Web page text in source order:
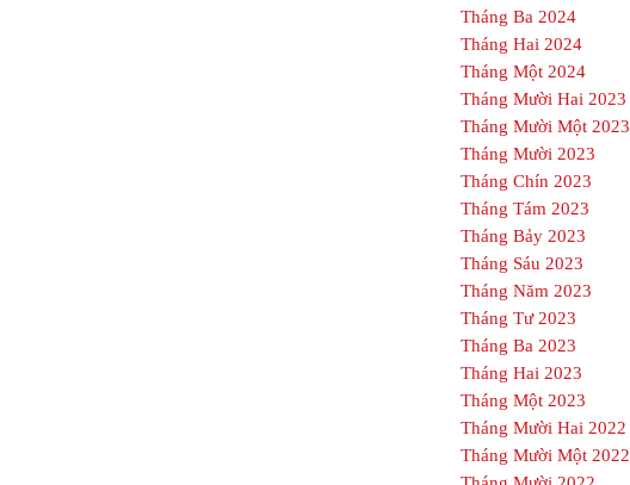
Tháng Ba 2024
Tháng Hai 2024
Tháng Một 2024
Tháng Mười Hai 2023
Tháng Mười Một 2023
Tháng Mười 2023
Tháng Chín 2023
Tháng Tám 2023
Tháng Bảy 2023
Tháng Sáu 2023
Tháng Năm 2023
Tháng Tư 2023
Tháng Ba 2023
Tháng Hai 2023
Tháng Một 2023
Tháng Mười Hai 2022
Tháng Mười Một 2022